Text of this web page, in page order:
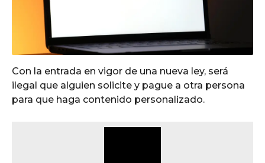
Con la entrada en vigor de una nueva ley, será
ilegal que alguien solicite y pague a otra persona
para que haga contenido personalizado.